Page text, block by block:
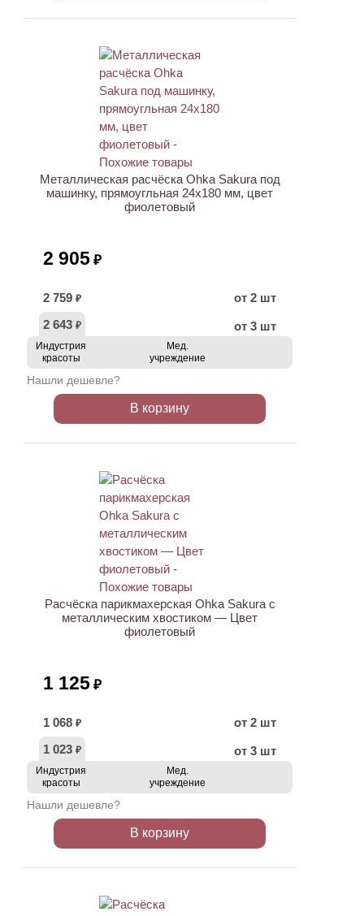
Металлическая расчёска Ohka Sakura под
машинку, прямоугльная 24х180 мм, цвет
фиолетовый
2 905 ₽
2 759 ₽
от 2 шт
2 643 ₽ от 3 шт
Индустрия
красоты
Мед.
учреждение
Нашли дешевле?
В корзину
Расчёска парикмахерская Ohka Sakura с
металлическим хвостиком — Цвет
фиолетовый
1 125 ₽
1 068 ₽
от 2 шт
1 023 ₽ от 3 шт
Индустрия
красоты
Мед.
учреждение
Нашли дешевле?
В корзину